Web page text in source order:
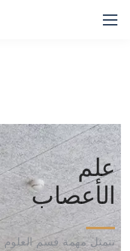
علم
الأعصاب
تتمثل مهمة قسم العلوم